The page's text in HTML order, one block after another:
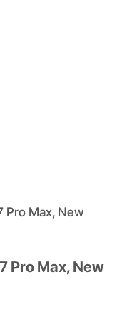
Pro Max, New
Pro Max, New